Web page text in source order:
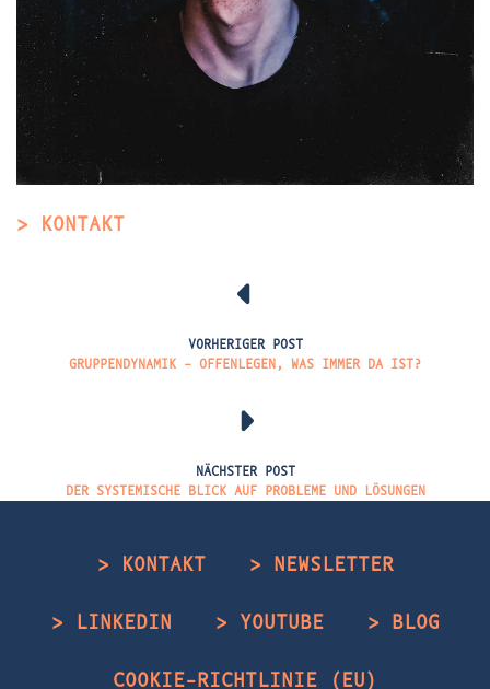
> KONTAKT
VORHERIGER POST
GRUPPENDYNAMIK – OFFENLEGEN, WAS IMMER DA IST?
NÄCHSTER POST
DER SYSTEMISCHE BLICK AUF PROBLEME UND LÖSUNGEN
> KONTAKT > NEWSLETTER
> LINKEDIN > YOUTUBE > BLOG
COOKIE-RICHTLINIE (EU)